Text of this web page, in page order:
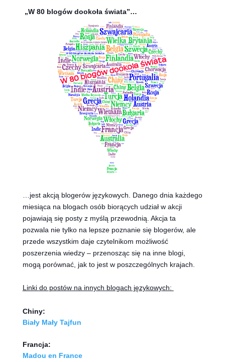
„W 80 blogów dookoła świata”…
…jest akcją blogerów językowych. Danego dnia każdego
miesiąca na blogach osób biorących udział w akcji
pojawiają się posty z myślą przewodnią. Akcja ta
pozwala nie tylko na lepsze poznanie się blogerów, ale
przede wszystkim daje czytelnikom możliwość
poszerzenia wiedzy – przenosząc się na inne blogi,
mogą porównać, jak to jest w poszczególnych krajach.
Linki do postów na innych blogach językowych:
Chiny:
Biały Mały Tajfun
Francja:
Madou en France